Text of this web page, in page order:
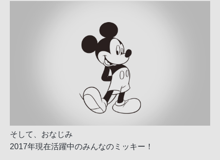
そして、おなじみ
2017年現在活躍中のみんなのミッキー！